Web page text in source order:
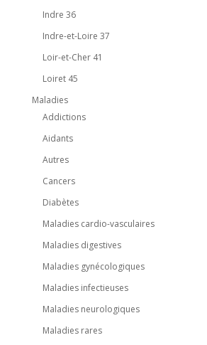
Indre 36
Indre-et-Loire 37
Loir-et-Cher 41
Loiret 45
Maladies
Addictions
Aidants
Autres
Cancers
Diabètes
Maladies cardio-vasculaires
Maladies digestives
Maladies gynécologiques
Maladies infectieuses
Maladies neurologiques
Maladies rares